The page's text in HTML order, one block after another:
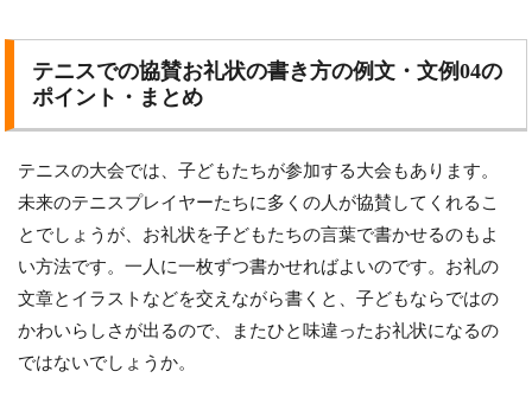
テニスでの協賛お礼状の書き方の例文・文例04の
ポイント・まとめ
テニスの大会では、子どもたちが参加する大会もあります。
未来のテニスプレイヤーたちに多くの人が協賛してくれるこ
とでしょうが、お礼状を子どもたちの言葉で書かせるのもよ
い方法です。一人に一枚ずつ書かせればよいのです。お礼の
文章とイラストなどを交えながら書くと、子どもならではの
かわいらしさが出るので、またひと味違ったお礼状になるの
ではないでしょうか。